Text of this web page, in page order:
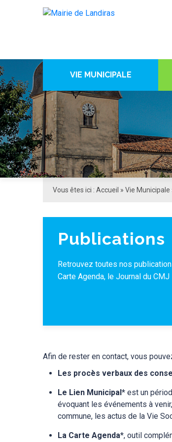
VIE MUNICIPALE
Vous êtes ici : Accueil » Vie Municipale
Publications
Retrouvez toutes nos
Carte Agenda, le Journal du CMJ
Afin de rester en contact, vous
Les procès verbaux des
Le Lien Municipal* est un
évoquant les événements à
commune, les actus de la Vie
La Carte Agenda*, outil